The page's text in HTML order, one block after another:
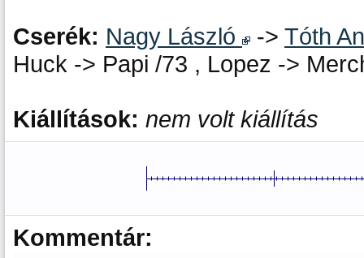
Cserék: Nagy László -> Tóth
Huck -> Papi /73 , Lopez ->
Kiállítások: nem volt kiállítás
Kommentár: